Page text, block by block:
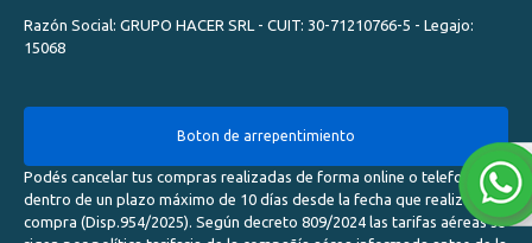
Razón Social: GRUPO HACER SRL - CUIT: 30-71210766-5 - Legajo:
15068
Boton de arrepentimiento
Podés cancelar tus compras realizadas de forma online o telefonica
dentro de un plazo máximo de 10 días desde la fecha que realizaste la
compra (Disp.954/2025). Según decreto 809/2024 las tarifas aéreas se